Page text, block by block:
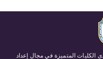
الكليات المتميزة في مجال إعداد